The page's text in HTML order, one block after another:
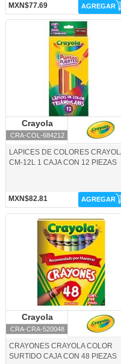
MXN$77.69 AGREGAR
CRA-COL-684212-Crayola
Crayola
CRA-COL-684212
LAPICES DE COLORES
CM-12L 1 CAJA CON 12 PIEZAS
MXN$82.81 AGREGAR
CRA-CRA-520048-Crayola
Crayola
CRA-CRA-520048
CRAYONES CRAYOLA COLOR
SURTIDO CAJA CON 48 PIEZAS